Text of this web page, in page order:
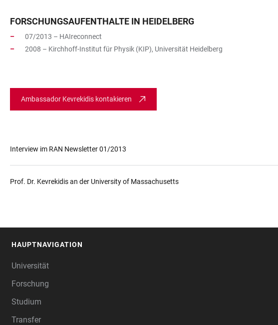
FORSCHUNGSAUFENTHALTE IN HEIDELBERG
07/2013 – HAIreconnect
2008 – Kirchhoff-Institut für Physik (KIP), Universität Heidelberg
Ambassador Kevrekidis kontakieren
Interview im RAN Newsletter 01/2013
Prof. Dr. Kevrekidis an der University of Massachusetts
HAUPTNAVIGATION
Universität
Forschung
Studium
Transfer